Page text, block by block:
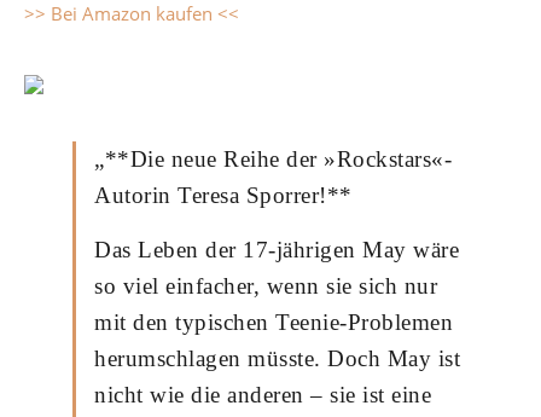
>> Bei Amazon kaufen <<
„**Die neue Reihe der »Rockstars«-
Autorin Teresa Sporrer!**
Das Leben der 17-jährigen May wäre
so viel einfacher, wenn sie sich nur
mit den typischen Teenie-Problemen
herumschlagen müsste. Doch May ist
nicht wie die anderen – sie ist eine